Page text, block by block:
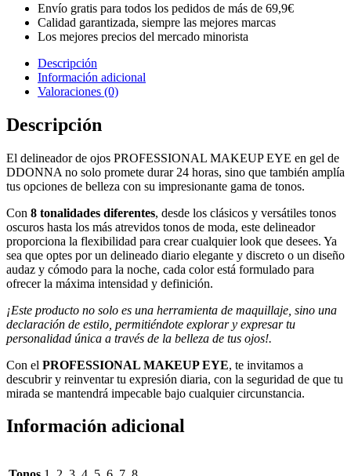
Envío gratis para todos los pedidos de más de 69,9€
Calidad garantizada, siempre las mejores marcas
Los mejores precios del mercado minorista
Descripción
Información adicional
Valoraciones (0)
Descripción
El delineador de ojos PROFESSIONAL MAKEUP EYE en gel de
DDONNA no solo promete durar 24 horas, sino que también amplía
tus opciones de belleza con su impresionante gama de tonos.
Con 8 tonalidades diferentes, desde los clásicos y versátiles tonos
oscuros hasta los más atrevidos tonos de moda, este delineador
proporciona la flexibilidad para crear cualquier look que desees. Ya
sea que optes por un delineado diario elegante y discreto o un diseño
audaz y cómodo para la noche, cada color está formulado para
ofrecer la máxima intensidad y definición.
¡Este producto no solo es una herramienta de maquillaje, sino una
declaración de estilo, permitiéndote explorar y expresar tu
personalidad única a través de la belleza de tus ojos!.
Con el PROFESSIONAL MAKEUP EYE, te invitamos a
descubrir y reinventar tu expresión diaria, con la seguridad de que tu
mirada se mantendrá impecable bajo cualquier circunstancia.
Información adicional